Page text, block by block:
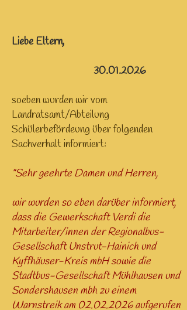
Liebe Eltern,
30.01.2026
soeben wurden wir vom
Landratsamt/Abteilung
Schülerbefördeung über folgenden
Sachverhalt informiert:
"Sehr geehrte Damen und Herren,
wir wurden so eben darüber informiert,
dass die Gewerkschaft Verdi die
Mitarbeiter/innen der Regionalbus-
Gesellschaft Unstrut-Hainich und
Kyffhäuser-Kreis mbH sowie die
Stadtbus-Gesellschaft Mühlhausen und
Sondershausen mbh zu einem
Warnstreik am 02.02.2026aufgerufen